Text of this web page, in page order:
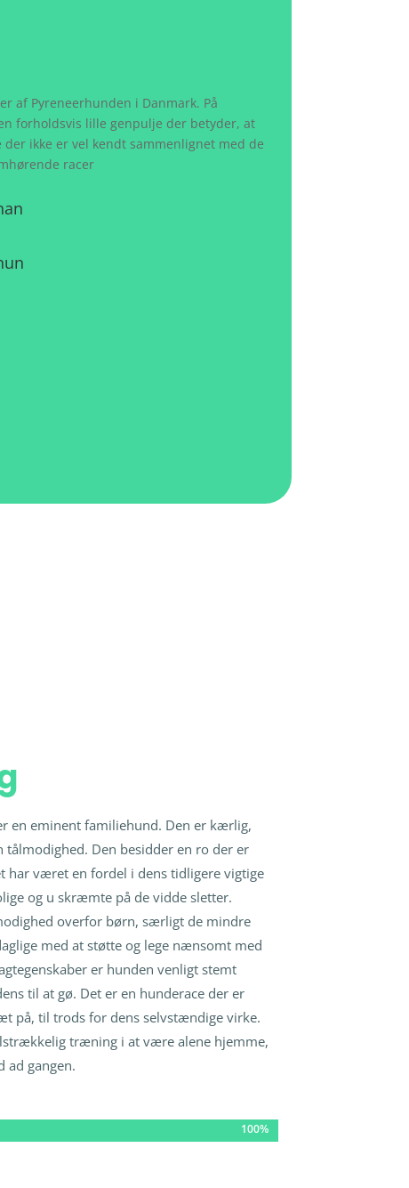
af Pyreneerhunden i Danmark. På
forholdsvis lille genpulje der betyder, at
ikke er vel kendt sammenlignet med de
racer
en eminent familiehund. Den er kærlig,
Den besidder en ro der er
har været en fordel i dens tidligere vigtige
og u skræmte på de vidde sletter.
overfor børn, særligt de mindre
med at støtte og lege nænsomt med
er hunden venligt stemt
til at gø. Det er en hunderace der er
på, til trods for dens selvstændige virke.
træning i at være alene hjemme,
gangen.
100%